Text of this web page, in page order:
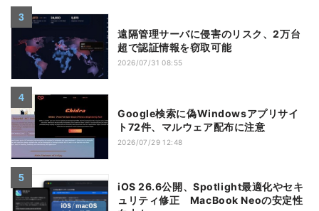
遠隔管理サーバに侵害のリスク、2万台
超で認証情報を窃取可能
2026/07/31 08:55
Google検索に偽Windowsアプリサイ
ト72件、マルウェア配布に注意
2026/07/29 12:48
iOS 26.6公開、Spotlight最適化やセキ
ュリティ修正 MacBook Neoの安定性